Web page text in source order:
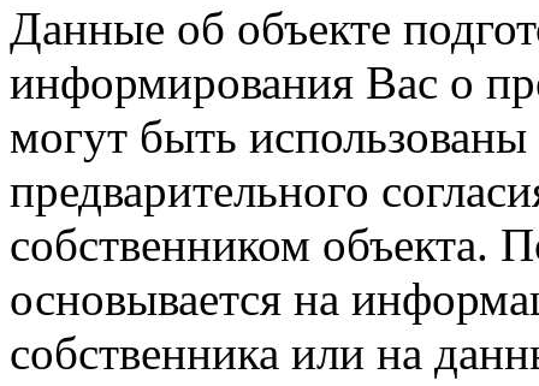
Данные об объекте
информирования Вас о
могут быть
предварительного
собственником объекта.
основывается на
собственника или на